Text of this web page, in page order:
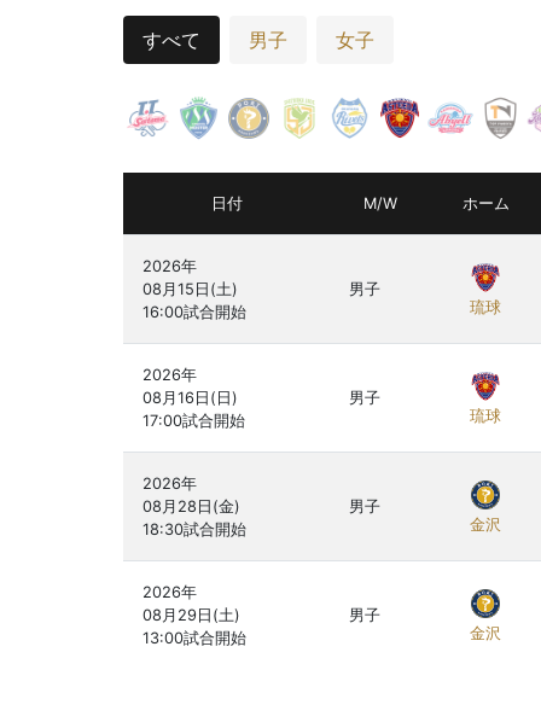
すべて 男子 女子
日付 M/W ホーム
2026年
08月15日(土)
男子
琉球
2026年
08月16日(日)
男子
琉球
2026年
08月28日(金)
男子
金沢
2026年
08月29日(土)
男子
金沢